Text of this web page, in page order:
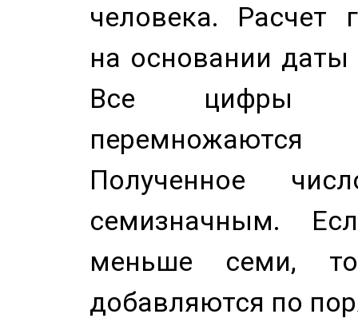
человека. Расчет
на основании
Все цифры
Полученное
семизначным.
меньше семи,
добавляются по